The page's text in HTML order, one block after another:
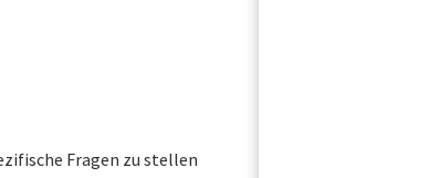
Fragen zu stellen